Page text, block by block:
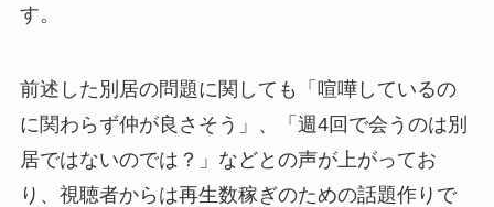
す。
前述した別居の問題に関しても「喧嘩しているの
に関わらず仲が良さそう」、「週4回で会うのは別
居ではないのでは？」などとの声が上がってお
り、視聴者からは再生数稼ぎのための話題作りで